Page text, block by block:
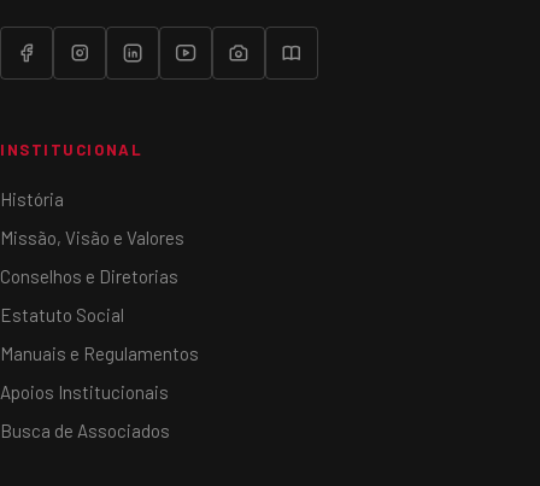
INSTITUCIONAL
História
Missão, Visão e Valores
Conselhos e Diretorias
Estatuto Social
Manuais e Regulamentos
Apoios Institucionais
Busca de Associados